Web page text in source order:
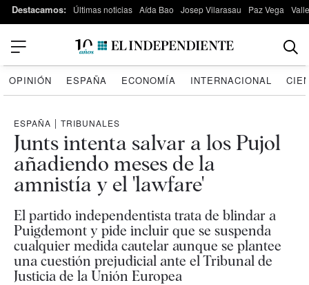
Destacamos: Últimas noticias Aída Bao Josep Vilarasau Paz Vega
OPINIÓN ESPAÑA ECONOMÍA INTERNACIONAL
ESPAÑA | TRIBUNALES
Junts intenta salvar a los Pujol
añadiendo meses de la
amnistía y el 'lawfare'
El partido independentista trata de blindar a
Puigdemont y pide incluir que se suspenda
cualquier medida cautelar aunque se plantee
una cuestión prejudicial ante el Tribunal de
Justicia de la Unión Europea